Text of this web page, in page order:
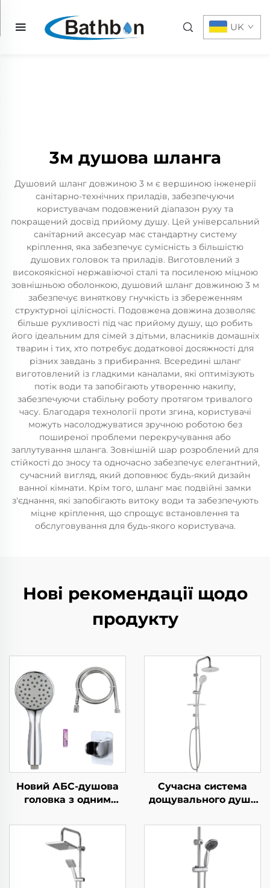
UK
3м душова шланга
Душовий шланг довжиною 3 м є вершиною інженерії
санітарно-технічних приладів, забезпечуючи
користувачам подовжений діапазон руху та
покращений досвід прийому душу. Цей універсальний
санітарний аксесуар має стандартну систему
кріплення, яка забезпечує сумісність з більшістю
душових головок та приладів. Виготовлений з
високоякісної нержавіючої сталі та посиленою міцною
зовнішньою оболонкою, душовий шланг довжиною 3 м
забезпечує виняткову гнучкість із збереженням
структурної цілісності. Подовжена довжина дозволяє
більше рухливості під час прийому душу, що робить
його ідеальним для сімей з дітьми, власників домашніх
тварин і тих, хто потребує додаткової досяжності для
різних завдань з прибирання. Всередині шланг
виготовлений із гладкими каналами, які оптимізують
потік води та запобігають утворенню накипу,
забезпечуючи стабільну роботу протягом тривалого
часу. Благодаря технології проти згина, користувачі
можуть насолоджуватися зручною роботою без
поширеної проблеми перекручування або
заплутування шланга. Зовнішній шар розроблений для
стійкості до зносу та одночасно забезпечує елегантний,
сучасний вигляд, який доповнює будь-який дизайн
ванної кімнати. Крім того, шланг має подвійні замки
з'єднання, які запобігають витоку води та забезпечують
міцне кріплення, що спрощує встановлення та
обслуговування для будь-якого користувача.
Нові рекомендації щодо
продукту
Новий АБС-душова
головка з одним
хромувана, з
силиконовими
соплами, комплект з
надм’яким ПВХ-
шлангом із захистом
Сучасна система
дощувального душу
продуктивність
Ручний верхній
розпилювач Пряма
реалізація фабрики
Гарантія якості